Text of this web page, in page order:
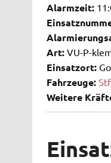
Alarmzeit:
Art:VU-P-
Einsatzort:
Fahrzeuge:
Weitere